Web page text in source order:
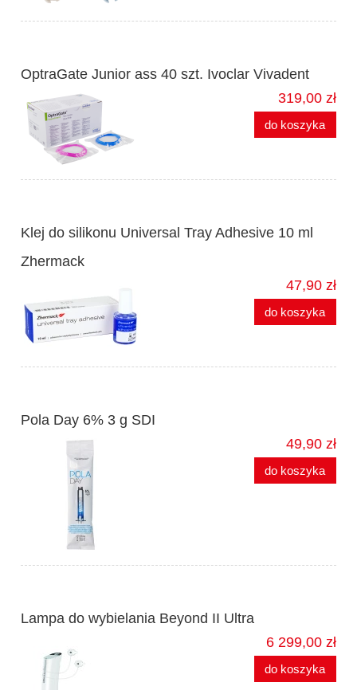
OptraGate Junior ass 40 szt. Ivoclar Vivadent
319,00 zł
do koszyka
Klej do silikonu Universal Tray Adhesive 10 ml
Zhermack
47,90 zł
do koszyka
Pola Day 6% 3 g SDI
49,90 zł
do koszyka
Lampa do wybielania Beyond II Ultra
6 299,00 zł
do koszyka